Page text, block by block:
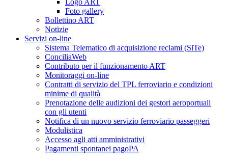
Logo ART
Foto gallery
Bollettino ART
Notizie
Servizi on-line
Sistema Telematico di acquisizione reclami (SiTe)
ConciliaWeb
Contributo per il funzionamento ART
Monitoraggi on-line
Contratti di servizio del TPL ferroviario e condizioni
minime di qualità
Prenotazione delle audizioni dei gestori aeroportuali
con gli utenti
Notifica di un nuovo servizio ferroviario passeggeri
Modulistica
Accesso agli atti amministrativi
Pagamenti spontanei pagoPA